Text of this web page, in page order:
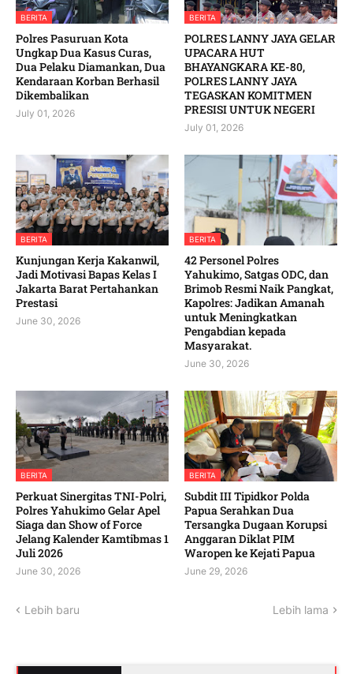
BERITA
Polres Pasuruan Kota
Ungkap Dua Kasus Curas,
Dua Pelaku Diamankan, Dua
Kendaraan Korban Berhasil
Dikembalikan
July 01, 2026
BERITA
POLRES LANNY JAYA GELAR
UPACARA HUT
BHAYANGKARA KE-80,
POLRES LANNY JAYA
TEGASKAN KOMITMEN
PRESISI UNTUK NEGERI
July 01, 2026
BERITA
Kunjungan Kerja Kakanwil,
Jadi Motivasi Bapas Kelas I
Jakarta Barat Pertahankan
Prestasi
June 30, 2026
BERITA
42 Personel Polres
Yahukimo, Satgas ODC, dan
Brimob Resmi Naik Pangkat,
Kapolres: Jadikan Amanah
untuk Meningkatkan
Pengabdian kepada
Masyarakat. ‎
June 30, 2026
BERITA
‎Perkuat Sinergitas TNI-Polri,
Polres Yahukimo Gelar Apel
Siaga dan Show of Force
Jelang Kalender Kamtibmas 1
Juli 2026 ‎ ‎
June 30, 2026
BERITA
Subdit III Tipidkor Polda
Papua Serahkan Dua
Tersangka Dugaan Korupsi
Anggaran Diklat PIM
Waropen ke Kejati Papua
June 29, 2026
Lebih baru Lebih lama